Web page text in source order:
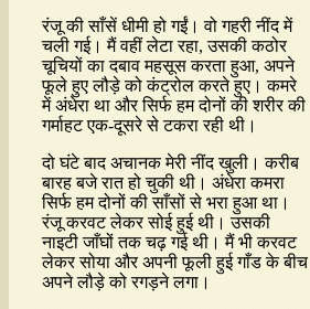
रंजू की साँसें धीमी हो गईं। वो गहरी नींद में
चली गई। मैं वहीं लेटा रहा, उसकी कठोर
चूचियों का दबाव महसूस करता हुआ, अपने
फूले हुए लौड़े को कंट्रोल करते हुए। कमरे
में अंधेरा था और सिर्फ हम दोनों की शरीर की
गर्माहट एक-दूसरे से टकरा रही थी।
दो घंटे बाद अचानक मेरी नींद खुली। करीब
बारह बजे रात हो चुकी थी। अंधेरा कमरा
सिर्फ हम दोनों की साँसों से भरा हुआ था।
रंजू करवट लेकर सोई हुई थी। उसकी
नाइटी जाँघों तक चढ़ गई थी। मैं भी करवट
लेकर सोया और अपनी फूली हुई गाँड के बीच
अपने लौड़े को रगड़ने लगा।